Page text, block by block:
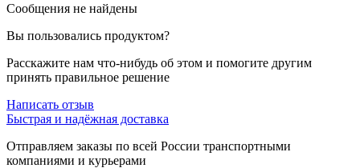
Сообщения не найдены
Вы пользовались продуктом?
Расскажите нам что-нибудь об этом и помогите другим
принять правильное решение
Написать отзыв
Быстрая и надёжная доставка
Отправляем заказы по всей России транспортными
компаниями и курьерами